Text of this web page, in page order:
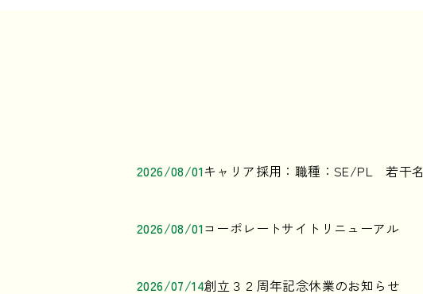
2026/08/01キャリア採用：職種：SE/PL 若干名
2026/08/01コーポレートサイトリニューアル
2026/07/14創立３２周年記念休業のお知らせ